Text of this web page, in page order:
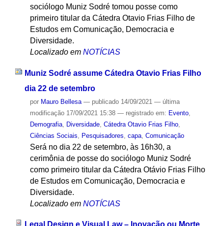
sociólogo Muniz Sodré tomou posse como
primeiro titular da Cátedra Otavio Frias Filho de
Estudos em Comunicação, Democracia e
Diversidade.
Localizado em NOTÍCIAS
Muniz Sodré assume Cátedra Otavio Frias Filho
dia 22 de setembro
por Mauro Bellesa — publicado14/09/2021 — última
modificação17/09/2021 15:38 — registrado em: Evento,
Demografia, Diversidade, Cátedra Otavio Frias Filho,
Ciências Sociais
Pesquisadores capa, Comunicação
Será no dia 22 de setembro, às 16h30, a
cerimônia de posse do sociólogo Muniz Sodré
como primeiro titular da Cátedra Otávio Frias Filho
de Estudos em Comunicação, Democracia e
Diversidade.
Localizado em NOTÍCIAS